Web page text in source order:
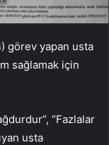
görev yapan usta
sağlamak için
“Fazlalar
usta